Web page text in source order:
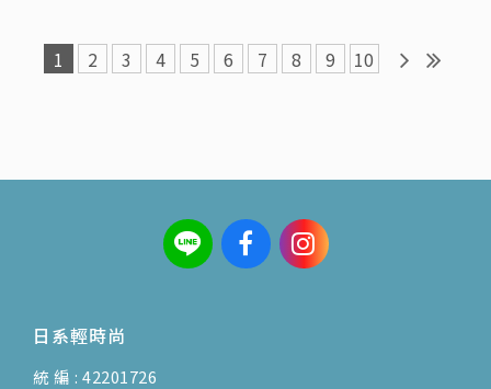
1 2 3 4 5 6 7 8 9 10
日系輕時尚
統 編 : 42201726